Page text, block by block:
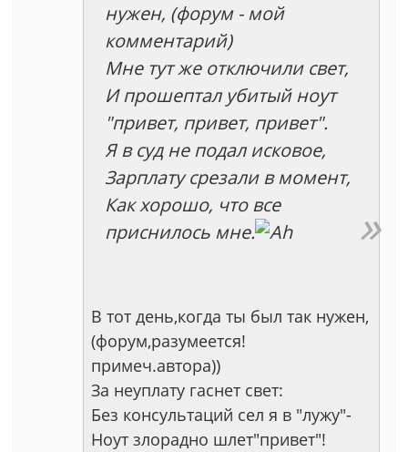
нужен, (форум - мой
комментарий)
Мне тут же отключили свет,
И прошептал убитый ноут
"привет, привет, привет".
Я в суд не подал исковое,
Зарплату срезали в момент,
Как хорошо, что все
приснилось мне.
В тот день,когда ты был так нужен,
(форум,разумеется!
примеч.автора))
За неуплату гаснет свет:
Без консультаций сел я в "лужу"-
Ноут злорадно шлет"привет"!